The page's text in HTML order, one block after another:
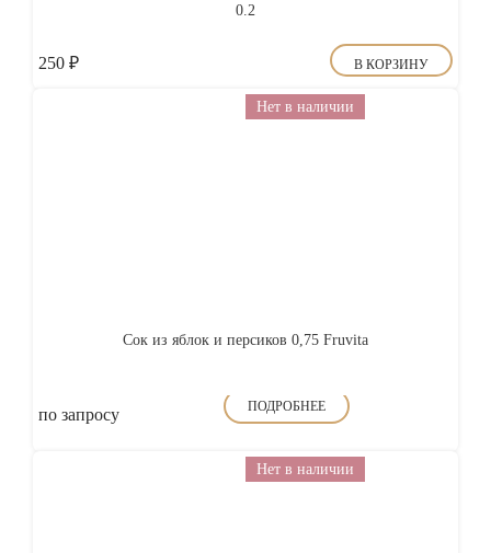
0.2
250 ₽ В КОРЗИНУ
Нет в наличии
Сок из яблок и персиков 0,75 Fruvita
по запросу ПОДРОБНЕЕ
Нет в наличии